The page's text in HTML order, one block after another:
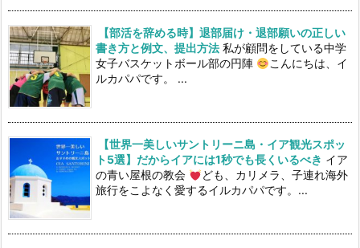
【部活を辞める時】退部届け・退部願いの正しい
書き方と例文、提出方法 私が顧問をしている中学
女子バスケットボール部の円陣
こんにちは、イ
ルカパパです。 ...
【世界一美しいサントリーニ島・イア観光スポッ
ト5選】だからイアには1秒でも長くいるべき イア
の青い屋根の教会
ども、カリメラ、子連れ海外
旅行をこよなく愛するイルカパパです。...